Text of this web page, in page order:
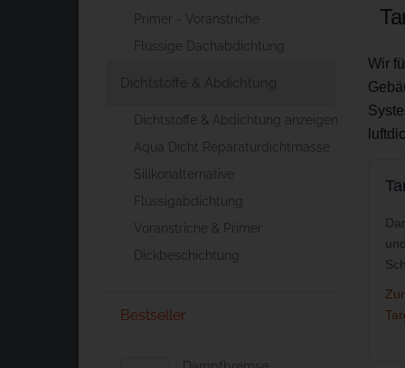
Wir
Primer - Voranstriche
Flüssige Dachabdichtung
Dichtstoffe & Abdichtung
Dichtstoffe & Abdichtung anzeigen
Aqua Dicht Reparaturdichtmasse
Silikonalternative
Flüssigabdichtung
Voranstriche & Primer
Dickbeschichtung
Bestseller